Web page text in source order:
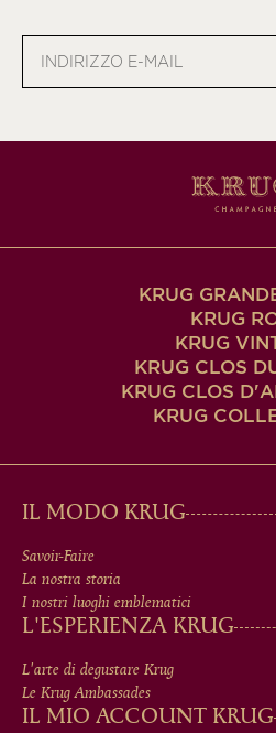
KRUG
KRUG
KRUG
KRUG CLOS
KRUG CLOS
KRUG
MAIN
MEN
IN
FOOTER
IL MODO KRUG
Savoir-Faire
La nostra storia
I nostri luoghi emblematici
L'ESPERIENZA KRUG
L'arte di degustare Krug
Le Krug Ambassades
IL MIO ACCOUNT KRUG